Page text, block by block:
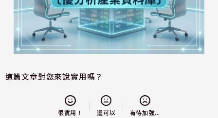
這篇文章對您來說實用嗎？
很實用！ 還可以 有待加強...